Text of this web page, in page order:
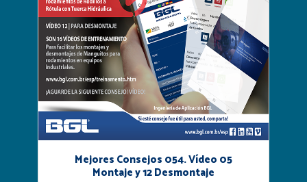
Mejores Consejos 054. Vídeo 05
Montaje y 12 Desmontaje